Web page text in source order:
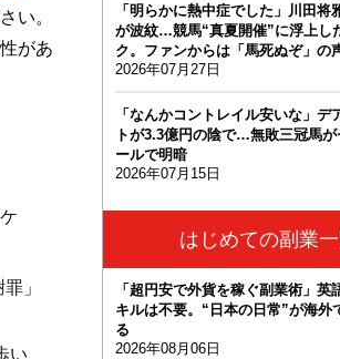
い。
があ
」
い
「明らかに熱中症でした」川田将
が波紋…競馬“真夏開催”に浮上し
ク。ファンからは「馬死ぬぞ」の
2026年07月27日
「なんかコントレイル安いな」デ
トが3.3億円の陰で…無敗三冠馬が
ールで明暗
2026年07月15日
はじめての副業
「超円安で外貨を稼ぐ副業術」英
キルは不要。“日本の日常”が海外
る
2026年08月06日